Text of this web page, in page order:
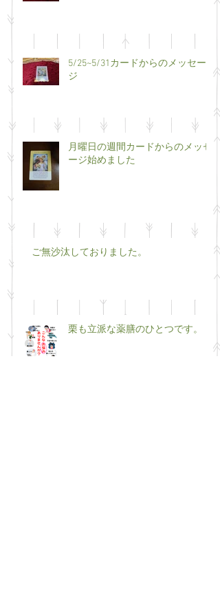
5/25~5/31カードからのメッセー
ジ
月曜日の週間カードからのメッセ
ージ始めました
ご無沙汰しておりました。
栗も立派な薬膳のひとつです。